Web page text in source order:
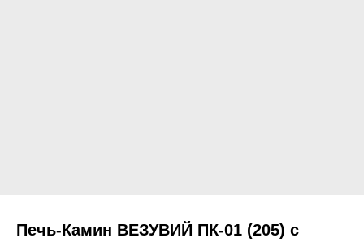
Печь-Камин ВЕЗУВИЙ ПК-01 (205) с